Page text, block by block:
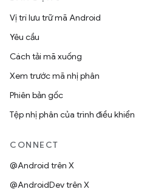
Vị trí lưu trữ mã Android
Yêu cầu
Cách tải mã xuống
Xem trước mã nhị phân
Phiên bản gốc
Tệp nhị phân của trình điều khiển
CONNECT
@Android trên X
@AndroidDev trên X